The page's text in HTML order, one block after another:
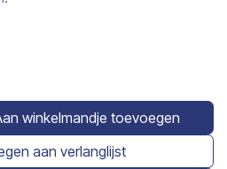
winkelmandje toevoegen
aan verlanglijst